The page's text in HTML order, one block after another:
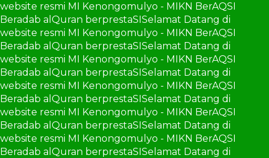
website resmi MI Kenongomulyo - MIKN BerAQSI
Beradab alQuran berprestaSISelamat Datang di
website resmi MI Kenongomulyo - MIKN BerAQSI
Beradab alQuran berprestaSISelamat Datang di
website resmi MI Kenongomulyo - MIKN BerAQSI
Beradab alQuran berprestaSISelamat Datang di
website resmi MI Kenongomulyo - MIKN BerAQSI
Beradab alQuran berprestaSISelamat Datang di
website resmi MI Kenongomulyo - MIKN BerAQSI
Beradab alQuran berprestaSISelamat Datang di
website resmi MI Kenongomulyo - MIKN BerAQSI
Beradab alQuran berprestaSISelamat Datang di